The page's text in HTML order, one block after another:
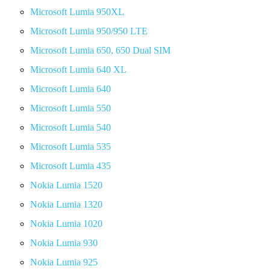
Microsoft Lumia 950XL
Microsoft Lumia 950/950 LTE
Microsoft Lumia 650, 650 Dual SIM
Microsoft Lumia 640 XL
Microsoft Lumia 640
Microsoft Lumia 550
Microsoft Lumia 540
Microsoft Lumia 535
Microsoft Lumia 435
Nokia Lumia 1520
Nokia Lumia 1320
Nokia Lumia 1020
Nokia Lumia 930
Nokia Lumia 925